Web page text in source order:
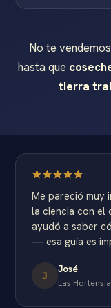
No te
hasta que
tierra
Me pareció muy
la ciencia con el
ayudó a saber
— esa guía es
J
José
Las